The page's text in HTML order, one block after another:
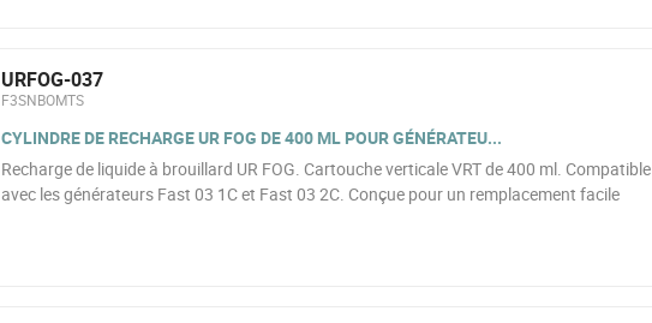
URFOG-037
F3SNBOMTS
CYLINDRE DE RECHARGE UR FOG DE 400 ML POUR GÉNÉRATEU...
Recharge de liquide à brouillard UR FOG. Cartouche verticale VRT de 400 ml. Compatible
avec les générateurs Fast 03 1C et Fast 03 2C. Conçue pour un remplacement facile